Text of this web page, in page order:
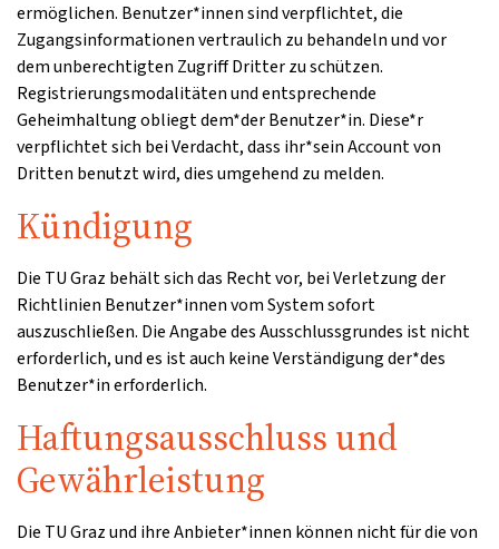
ermöglichen. Benutzer*innen sind verpflichtet, die
Zugangsinformationen vertraulich zu behandeln und vor
dem unberechtigten Zugriff Dritter zu schützen.
Registrierungsmodalitäten und entsprechende
Geheimhaltung obliegt dem*der Benutzer*in. Diese*r
verpflichtet sich bei Verdacht, dass ihr*sein Account von
Dritten benutzt wird, dies umgehend zu melden.
Kündigung
Die TU Graz behält sich das Recht vor, bei Verletzung der
Richtlinien Benutzer*innen vom System sofort
auszuschließen. Die Angabe des Ausschlussgrundes ist nicht
erforderlich, und es ist auch keine Verständigung der*des
Benutzer*in erforderlich.
Haftungsausschluss und
Gewährleistung
Die TU Graz und ihre Anbieter*innen können nicht für die von